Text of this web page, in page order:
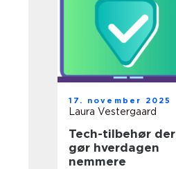
17. november 2025
Laura Vestergaard
Tech-tilbehør der
gør hverdagen
nemmere